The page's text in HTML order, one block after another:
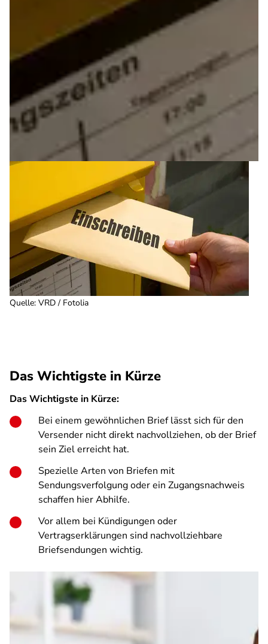
Quelle: VRD / Fotolia
Das Wichtigste in Kürze
Das Wichtigste in Kürze:
Bei einem gewöhnlichen Brief lässt sich für den
Versender nicht direkt nachvollziehen, ob der Brief
sein Ziel erreicht hat.
Spezielle Arten von Briefen mit
Sendungsverfolgung oder ein Zugangsnachweis
schaffen hier Abhilfe.
Vor allem bei Kündigungen oder
Vertragserklärungen sind nachvollziehbare
Briefsendungen wichtig.